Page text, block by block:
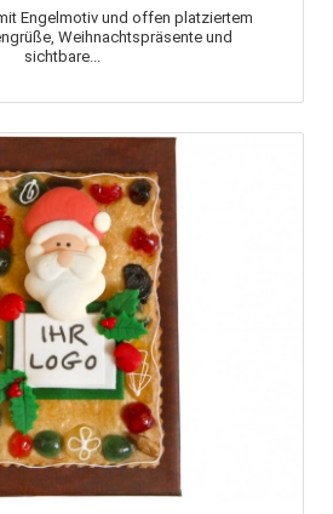
Engelmotiv und offen platziertem
Weihnachtspräsente und
sichtbare...